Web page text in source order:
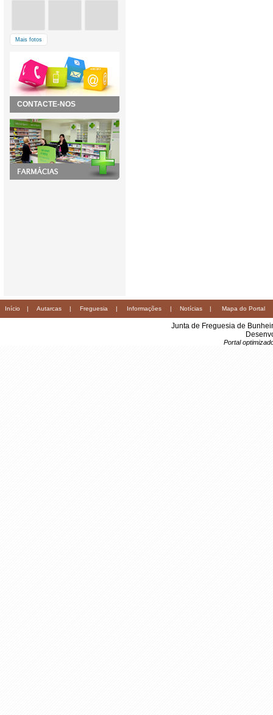
Mais fotos
CONTACTE-NOS
Início | Autarcas | Freguesia | Informações | Notícias | Mapa do Portal
Junta de Freguesia de
Portal